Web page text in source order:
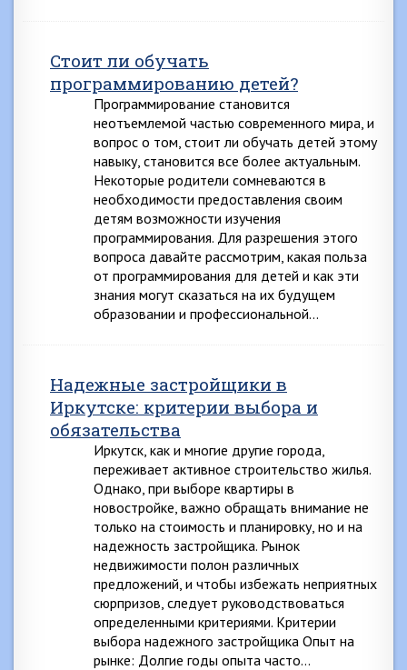
Стоит ли обучать
программированию детей?
Программирование становится
неотъемлемой частью современного мира, и
вопрос о том, стоит ли обучать детей этому
навыку, становится все более актуальным.
Некоторые родители сомневаются в
необходимости предоставления своим
детям возможности изучения
программирования. Для разрешения этого
вопроса давайте рассмотрим, какая польза
от программирования для детей и как эти
знания могут сказаться на их будущем
образовании и профессиональной…
Надежные застройщики в
Иркутске: критерии выбора и
обязательства
Иркутск, как и многие другие города,
переживает активное строительство жилья.
Однако, при выборе квартиры в
новостройке, важно обращать внимание не
только на стоимость и планировку, но и на
надежность застройщика. Рынок
недвижимости полон различных
предложений, и чтобы избежать неприятных
сюрпризов, следует руководствоваться
определенными критериями. Критерии
выбора надежного застройщика Опыт на
рынке: Долгие годы опыта часто…